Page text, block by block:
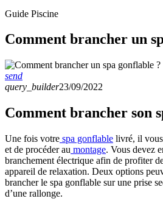
Guide Piscine
Comment brancher un
send
query_builder23/09/2022
Comment brancher son
Une fois votre spa gonflable livré, il
et de procéder au montage. Vous devez
branchement électrique afin de profiter
appareil de relaxation. Deux options
brancher le spa gonflable sur une prise
d’une rallonge.